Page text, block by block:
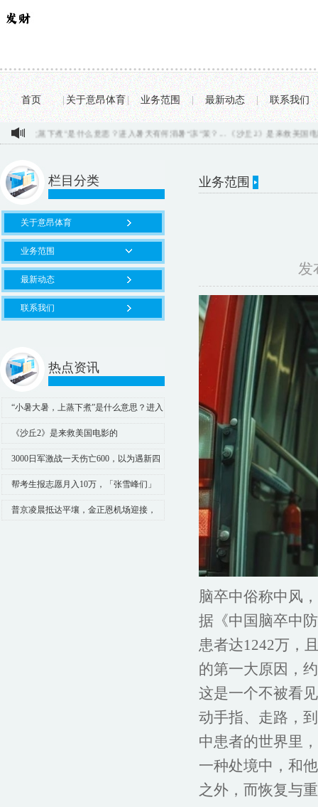
首页 | 关于意昂体育| 业务范围 | 最新动态 | 联系我们
是什么意思？进入暑天有何消暑“凉”策？... 《沙丘2》是来救美国电影的... 3000日
栏目分类
关于意昂体育
业务范围
最新动态
联系我们
热点资讯
“小暑大暑，上蒸下煮”是什么意思？进入
暑天有何消暑“凉”策？
《沙丘2》是来救美国电影的
3000日军激战一天伤亡600，以为遇新四
军主力，攻下后发现只82人
帮考生报志愿月入10万，「张雪峰们」
赚麻了
普京凌晨抵达平壤，金正恩机场迎接，
业务范围
发
脑卒中俗称中风
据《中国脑卒中
患者达1242万，
的第一大原因，
这是一个不被看
动手指、走路，
中患者的世界里
一种处境中，和
之外，而恢复与